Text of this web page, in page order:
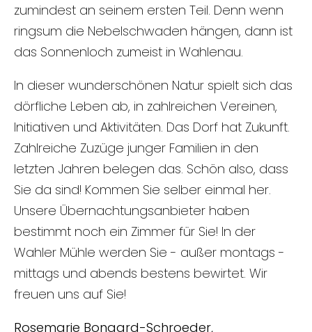
zumindest an seinem ersten Teil. Denn wenn
ringsum die Nebelschwaden hängen, dann ist
das Sonnenloch zumeist in Wahlenau.
In dieser wunderschönen Natur spielt sich das
dörfliche Leben ab, in zahlreichen Vereinen,
Initiativen und Aktivitäten. Das Dorf hat Zukunft.
Zahlreiche Zuzüge junger Familien in den
letzten Jahren belegen das. Schön also, dass
Sie da sind! Kommen Sie selber einmal her.
Unsere Übernachtungsanbieter haben
bestimmt noch ein Zimmer für Sie! In der
Wahler Mühle werden Sie - außer montags -
mittags und abends bestens bewirtet. Wir
freuen uns auf Sie!
Rosemarie Bongard-Schroeder,